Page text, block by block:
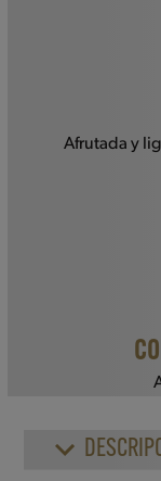
Afrutada y